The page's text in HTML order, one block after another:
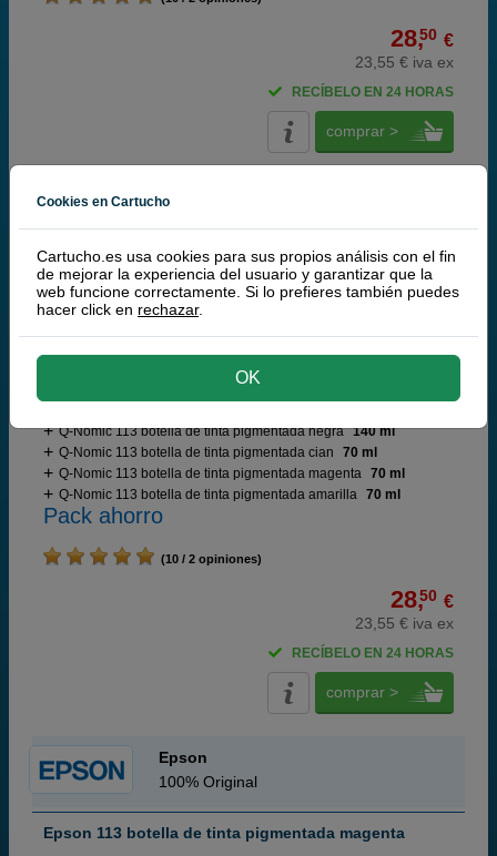
28,50 €
23,55 € iva ex
RECÍBELO EN 24 HORAS
comprar >
Q-Nomic
Q-Nomic 113 Pack 4 botellas (BK/C/M/Y)
Q-Nomic 113 botella de tinta pigmentada negra 140 ml
Q-Nomic 113 botella de tinta pigmentada cian
70 ml
Q-Nomic 113 botella de tinta pigmentada magenta 70 ml
Q-Nomic 113 botella de tinta pigmentada amarilla 70 ml
Pack ahorro
(10 / 2 opiniones)
28,50 €
23,55 € iva ex
RECÍBELO EN 24 HORAS
comprar >
Epson
100% Original
Epson 113 botella de tinta pigmentada magenta
Cookies en Cartucho
Cartucho.es usa cookies para sus propios análisis con el fin
de mejorar la experiencia del usuario y garantizar que la
web funcione correctamente. Si lo prefieres también puedes
hacer click en rechazar.
OK